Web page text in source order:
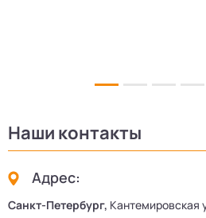
Наши контакты
Адрес:
Санкт-Петербург, Кантемировская